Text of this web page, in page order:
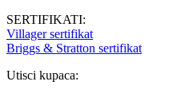
SERTIFIKATI:
Villager sertifikat
Briggs & Stratton sertifikat
Utisci kupaca: